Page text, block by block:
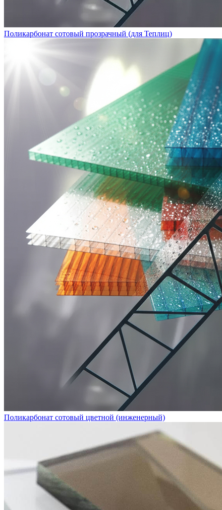
Поликарбонат сотовый прозрачный (для Теплиц)
Поликарбонат сотовый цветной (инженерный)